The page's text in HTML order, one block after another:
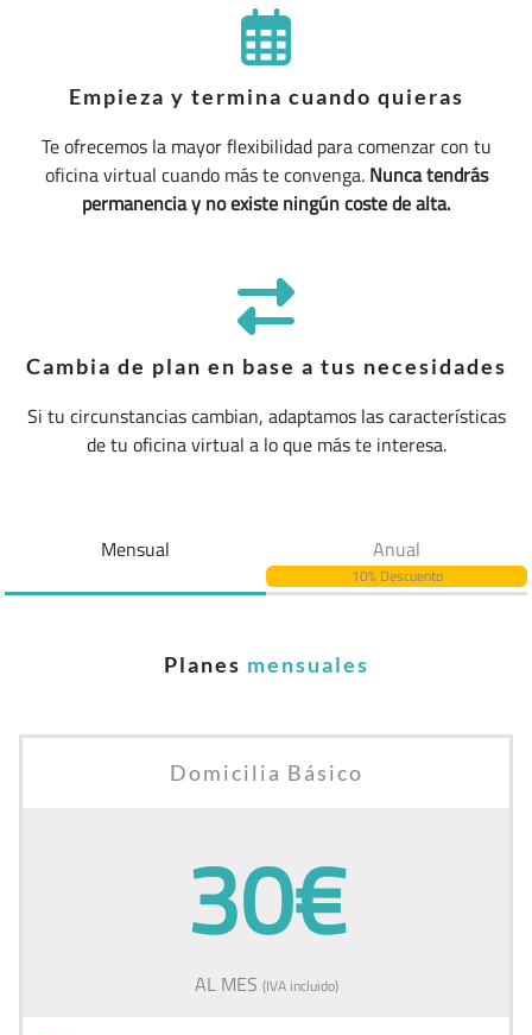
Empieza y termina cuando quieras
Te ofrecemos la mayor flexibilidad para comenzar con tu
oficina virtual cuando más te convenga.Nunca tendrás
permanencia y no existe ningún coste de alta.
Cambia de plan en base a tus necesidades
Si tu circunstancias cambian, adaptamos las características
de tu oficina virtual a lo que más te interesa.
Mensual Anual
10% Descuento
Planes mensuales
Domicilia Básico
30€
AL MES (IVA incluido)